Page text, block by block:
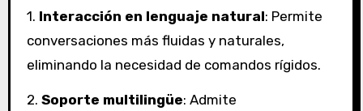
1. Interacción en lenguaje natural: Permite
conversaciones más fluidas y naturales,
eliminando la necesidad de comandos rígidos.
2. Soporte multilingüe: Admite